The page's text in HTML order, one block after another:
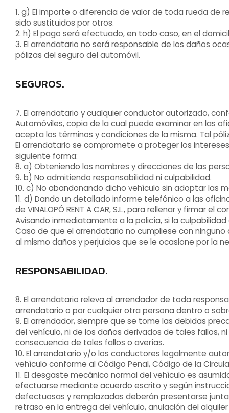
1. g) El importe o diferencia de valor de toda rueda
sido sustituidos por otros.
2. h) El pago será efectuado, en todo caso, en el
3. El arrendatario no será responsable de los daños
pólizas del seguro del automóvil.
SEGUROS.
7. El arrendatario y cualquier conductor autorizado,
Automóviles, copia de la cual puede examinar en las
acepta los términos y condiciones de la misma. Tal
El arrendatario se compromete a proteger los
siguiente forma:
8. a) Obteniendo los nombres y direcciones de las
9. b) No admitiendo responsabilidad ni culpabilidad.
10. c) No abandonando dicho vehículo sin adoptar las
11. d) Dando un detallado informe telefónico a las
de VINALOPÓ RENT A CAR, S.L., para rellenar y firmar
Avisando inmediatamente a la policía, si la
Caso de que el arrendatario no cumpliese con ninguno
al mismo daños y perjuicios que se le ocasione por la
RESPONSABILIDAD.
8. El arrendatario releva al arrendador de toda
arrendatario o por cualquier otra persona dentro o
9. El arrendador, siempre que se tome las debidas
del vehículo, ni de los daños derivados de tales fallos,
consecuencia de tales fallos o averías.
10. El arrendatario y/o los conductores legalmente
vehículo conforme al Código Penal, Código de la
11. El desgaste mecánico normal del vehículo es
efectuarse mediante acuerdo escrito y según
defectuosas y remplazadas deberán presentarse
retraso en la entrega del vehículo, anulación del